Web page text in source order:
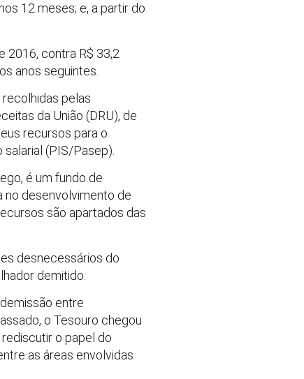
12 meses; e, a partir do
2016, contra R$ 33,2
anos seguintes.
pelas
da União (DRU), de
recursos para o
(PIS/Pasep).
é um fundo de
no desenvolvimento de
são apartados das
desnecessários do
demitido.
entre
o Tesouro chegou
o papel do
as áreas envolvidas